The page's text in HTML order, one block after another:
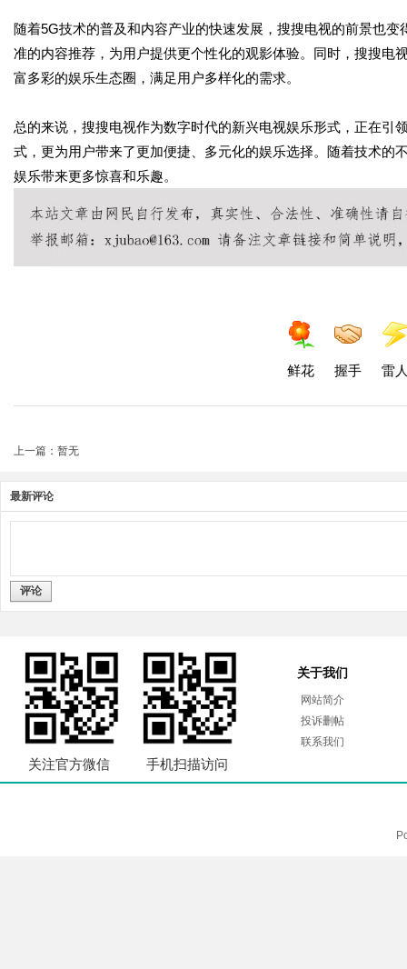
随着5G技术的普及和内容产业的快速发展，搜搜电视的前景也
准的内容推荐，为用户提供更个性化的观影体验。同时，搜搜电
富多彩的娱乐生态圈，满足用户多样化的需求。
总的来说，搜搜电视作为数字时代的新兴电视娱乐形式，正在
式，更为用户带来了更加便捷、多元化的娱乐选择。随着技术的
娱乐带来更多惊喜和乐趣。
鲜花 握手 雷
上一篇：暂无
最新评论
评论
关注官方微信 手机扫描访问
关于我们
网站简介
投诉删帖
联系我们